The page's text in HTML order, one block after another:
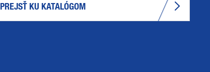
PREJSŤ KU KATALÓGOM